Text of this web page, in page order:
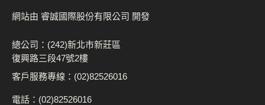
網站由 睿誠國際股份有限公司 開發
總公司：(242)新北市新莊區
復興路三段47號2樓
客戶服務專線：(02)82526016
電話：(02)82526016